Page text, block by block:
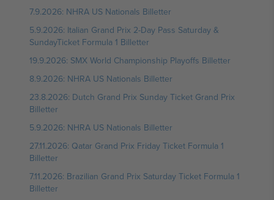
7.9.2026: NHRA US Nationals Billetter
5.9.2026: Italian Grand Prix 2-Day Pass Saturday &
SundayTicket Formula 1 Billetter
19.9.2026: SMX World Championship Playoffs Billetter
8.9.2026: NHRA US Nationals Billetter
23.8.2026: Dutch Grand Prix Sunday Ticket Grand Prix
Billetter
5.9.2026: NHRA US Nationals Billetter
27.11.2026: Qatar Grand Prix Friday Ticket Formula 1
Billetter
7.11.2026: Brazilian Grand Prix Saturday Ticket Formula 1
Billetter